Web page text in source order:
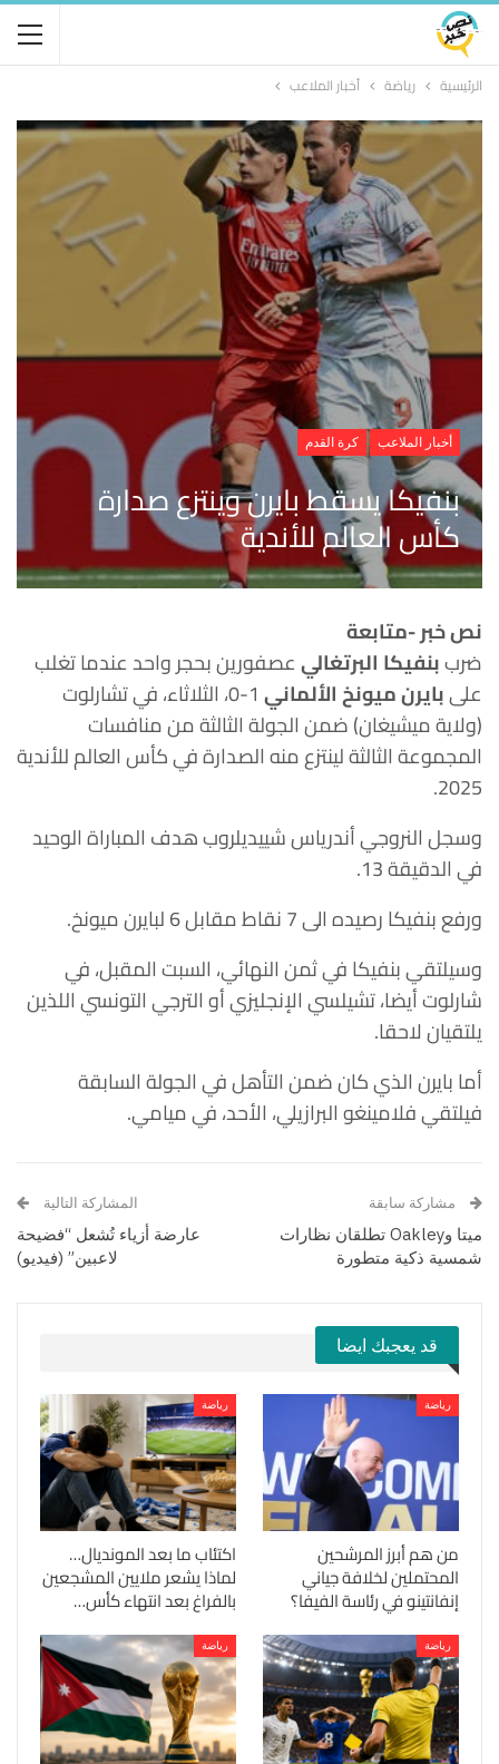
الرئيسية رياضة أخبار الملاعب
أخبار الملاعب كرة القدم
بنفيكا يسقط بايرن وينتزع صدارة
كأس العالم للأندية
نص خبر -متابعة
ضرببنفيكا البرتغاليعصفورين بحجر واحد عندما تغلب
علىبايرن ميونخ الألماني
1-0، الثلاثاء، في تشارلوت
(ولاية ميشيغان) ضمن الجولة الثالثة من منافسات
المجموعة الثالثة لينتزع منه الصدارة في كأس العالم للأندية
2025.
وسجل النروجي أندرياس شييديلروب هدف المباراة الوحيد
في الدقيقة 13.
ورفع بنفيكا رصيده الى 7 نقاط مقابل 6 لبايرن ميونخ.
وسيلتقي بنفيكا في ثمن النهائي، السبت المقبل، في
شارلوت أيضا، تشيلسي الإنجليزي أو الترجي التونسي اللذين
يلتقيان لاحقا.
أما بايرن الذي كان ضمن التأهل في الجولة السابقة
فيلتقي فلامينغو البرازيلي، الأحد، في ميامي.
مشاركة سابقة
ميتا وOakley تطلقان نظارات
شمسية ذكية متطورة
المشاركة التالية
عارضة أزياء تُشعل “فضيحة
لاعبين” (فيديو)
قد يعجبك ايضا
رياضة
من هم أبرز المرشحين
المحتملين لخلافة جياني
إنفانتينو في رئاسة الفيفا؟
رياضة
اكتئاب ما بعد المونديال…
لماذا يشعر ملايين المشجعين
بالفراغ بعد انتهاء كأس…
رياضة رياضة